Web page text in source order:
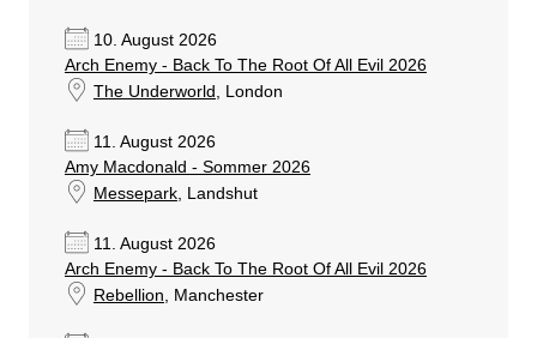
10. August 2026
Arch Enemy - Back To The Root Of All Evil 2026
The Underworld , London
11. August 2026
Amy Macdonald - Sommer 2026
Messepark, Landshut
11. August 2026
Arch Enemy - Back To The Root Of All Evil 2026
Rebellion , Manchester